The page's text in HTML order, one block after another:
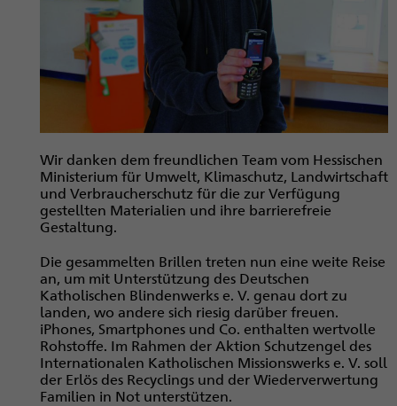
Wir danken dem freundlichen Team vom Hessischen
Ministerium für Umwelt, Klimaschutz, Landwirtschaft
und Verbraucherschutz für die zur Verfügung
gestellten Materialien und ihre barrierefreie
Gestaltung.
Die gesammelten Brillen treten nun eine weite Reise
an, um mit Unterstützung des Deutschen
Katholischen Blindenwerks e. V. genau dort zu
landen, wo andere sich riesig darüber freuen.
iPhones, Smartphones und Co. enthalten wertvolle
Rohstoffe. Im Rahmen der Aktion Schutzengel des
Internationalen Katholischen Missionswerks e. V. soll
der Erlös des Recyclings und der Wiederverwertung
Familien in Not unterstützen.